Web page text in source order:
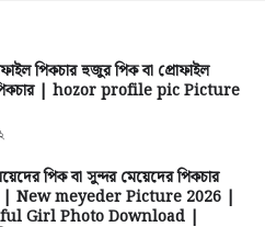
পিকচার হুজুর পিক বা প্রোফাইল
| hozor profile pic Picture
পিক বা সুন্দর মেয়েদের পিকচার
New meyeder Picture 2026 |
Girl Photo Download |